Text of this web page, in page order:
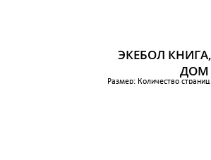
ЭКЕБОЛ
ДОМ
Размер: Количество